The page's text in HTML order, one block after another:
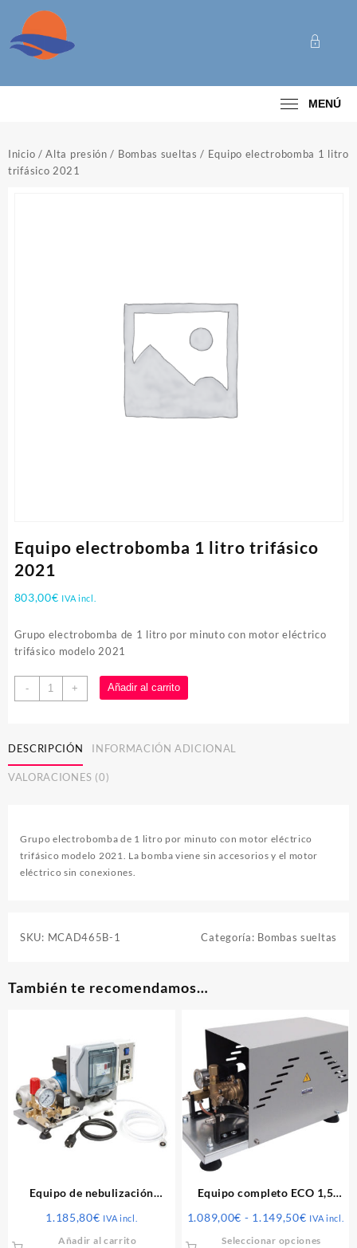
contenido
MENÚ
Inicio /Alta presión / Bombas sueltas / Equipo electrobomba 1 litro
trifásico 2021
Equipo electrobomba 1 litro trifásico
2021
803,00€ IVA incl.
Grupo electrobomba de 1 litro por minuto con motor eléctrico
trifásico modelo 2021
-
Equipo
electrobomba
trifásico
2021
cantidad
+ Añadir al carrito
DESCRIPCIÓN INFORMACIÓN ADICIONAL
VALORACIONES (0)
Grupo electrobomba de 1 litro por minuto con motor eléctrico
trifásico modelo 2021. La bomba viene sin accesorios y el motor
eléctrico sin conexiones.
SKU: MCAD465B-1 Categoría: Bombas sueltas
También te recomendamos…
Equipo de nebulización
1.185,80€ IVA incl.
Añadir al carrito
Equipo completo ECO 1,5
1.089,00€ - 1.149,50€Rango
IVA incl.
Seleccionar opciones